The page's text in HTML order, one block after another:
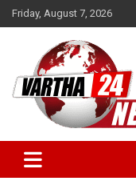
Skip
to
Friday, August 7, 2026
Vartha 24